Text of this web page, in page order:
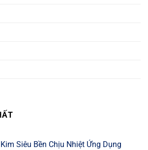
Siêu Bền Chịu Nhiệt Ứng Dụng